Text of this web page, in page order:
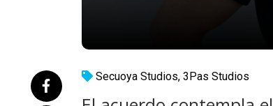
Secuoya Studios, 3Pas Studios